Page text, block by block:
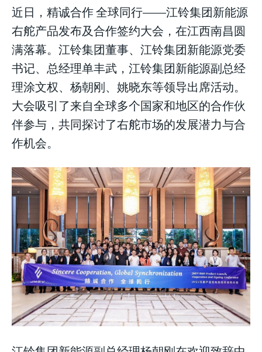
LIFESTYLE
LIFESTYLE
LIFESTYLE
近日，精诚合作 全球同行——江铃集团新能源
右舵产品发布及合作签约大会，在江西南昌圆
满落幕。江铃集团董事、江铃集团新能源党委
书记、总经理单丰武，江铃集团新能源副总经
理涂文权、杨朝刚、姚晓东等领导出席活动。
大会吸引了来自全球多个国家和地区的合作伙
伴参与，共同探讨了右舵市场的发展潜力与合
作机会。